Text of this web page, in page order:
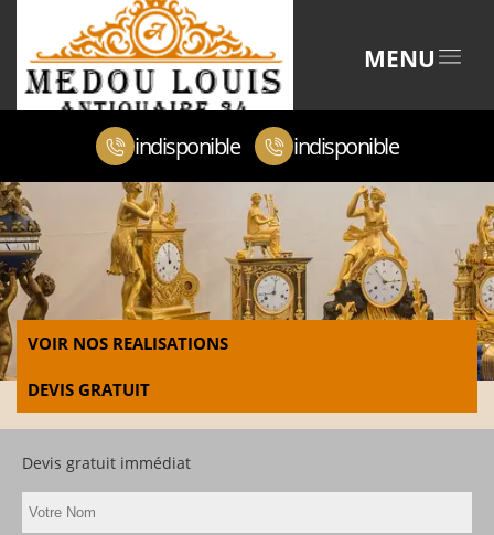
MENU
indisponible indisponible
VOIR NOS REALISATIONS
DEVIS GRATUIT
Devis gratuit immédiat